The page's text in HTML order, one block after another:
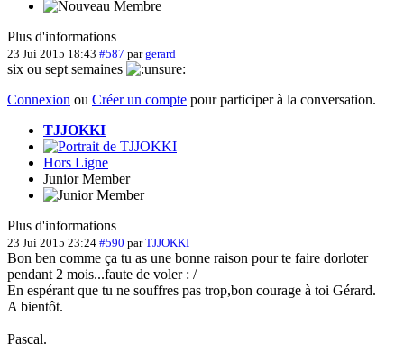
Plus d'informations
23 Jui 2015 18:43 #587 pargerard
six ou sept semaines
Connexion ou Créer un compte pour participer à la conversation.
TJJOKKI
Hors Ligne
Junior Member
Plus d'informations
23 Jui 2015 23:24 #590 parTJJOKKI
Bon ben comme ça tu as une bonne raison pour te faire dorloter
pendant 2 mois...faute de voler : /
En espérant que tu ne souffres pas trop,bon courage à toi Gérard.
A bientôt.
Pascal.